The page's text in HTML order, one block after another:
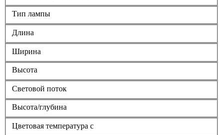
Тип лампы
Длина
Ширина
Высота
Световой поток
Высота/глубина
Цветовая температура с